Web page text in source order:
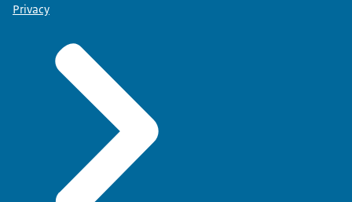
Privacy